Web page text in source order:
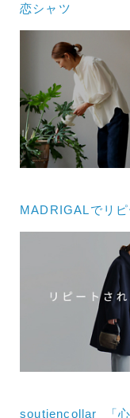
恋シャツ
MADRIGALでリ
soutiencollar 「心